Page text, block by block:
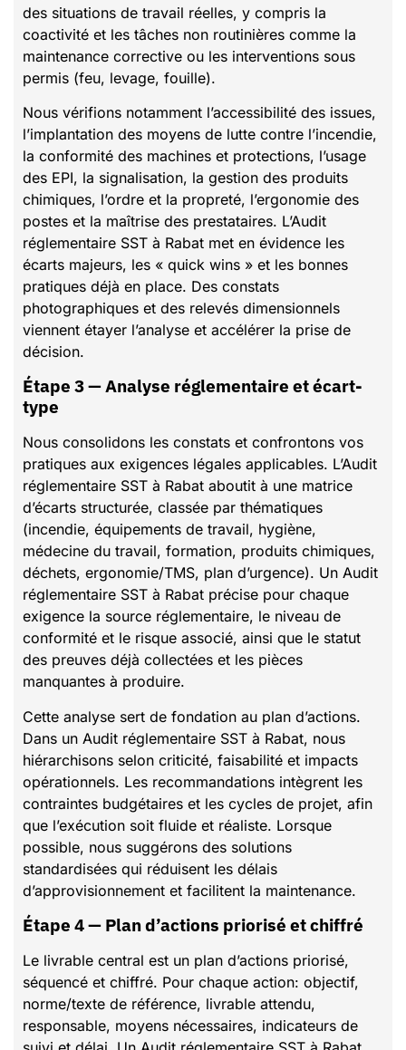
des situations de travail réelles, y compris la
coactivité et les tâches non routinières comme la
maintenance corrective ou les interventions sous
permis (feu, levage, fouille).
Nous vérifions notamment l’accessibilité des issues,
l’implantation des moyens de lutte contre l’incendie,
la conformité des machines et protections, l’usage
des EPI, la signalisation, la gestion des produits
chimiques, l’ordre et la propreté, l’ergonomie des
postes et la maîtrise des prestataires. L’Audit
réglementaire SST à Rabat met en évidence les
écarts majeurs, les « quick wins » et les bonnes
pratiques déjà en place. Des constats
photographiques et des relevés dimensionnels
viennent étayer l’analyse et accélérer la prise de
décision.
Étape 3 — Analyse réglementaire et écart-
type
Nous consolidons les constats et confrontons vos
pratiques aux exigences légales applicables. L’Audit
réglementaire SST à Rabat aboutit à une matrice
d’écarts structurée, classée par thématiques
(incendie, équipements de travail, hygiène,
médecine du travail, formation, produits chimiques,
déchets, ergonomie/TMS, plan d’urgence). Un Audit
réglementaire SST à Rabat précise pour chaque
exigence la source réglementaire, le niveau de
conformité et le risque associé, ainsi que le statut
des preuves déjà collectées et les pièces
manquantes à produire.
Cette analyse sert de fondation au plan d’actions.
Dans un Audit réglementaire SST à Rabat, nous
hiérarchisons selon criticité, faisabilité et impacts
opérationnels. Les recommandations intègrent les
contraintes budgétaires et les cycles de projet, afin
que l’exécution soit fluide et réaliste. Lorsque
possible, nous suggérons des solutions
standardisées qui réduisent les délais
d’approvisionnement et facilitent la maintenance.
Étape 4 — Plan d’actions priorisé et chiffré
Le livrable central est un plan d’actions priorisé,
séquencé et chiffré. Pour chaque action: objectif,
norme/texte de référence, livrable attendu,
responsable, moyens nécessaires, indicateurs de